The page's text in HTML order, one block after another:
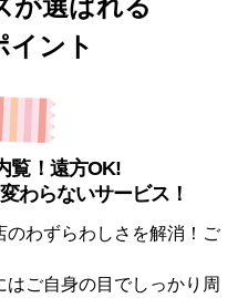
が選ばれる
イント
覧！遠方OK!
わらないサービス！
のわずらわしさを解消！ご
はご自身の目でしっかり周